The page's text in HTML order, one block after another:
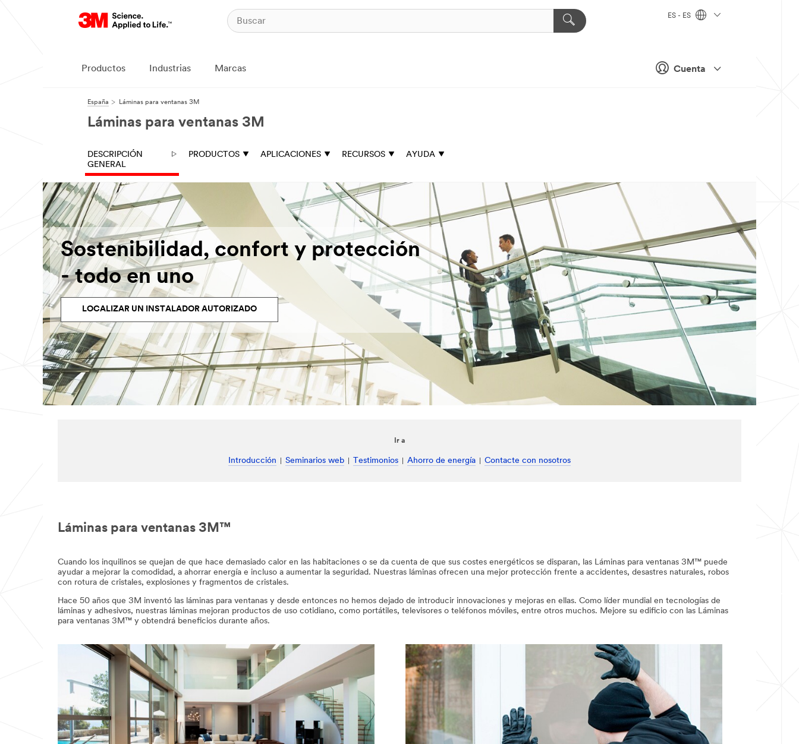
Cuenta
ES - ES
Productos Industrias Marcas
España Láminas para ventanas 3M
Láminas para ventanas 3M
DESCRIPCIÓN
GENERAL
PRODUCTOS APLICACIONES RECURSOS AYUDA
Sostenibilidad, confort y protección
- todo en uno
LOCALIZAR UN INSTALADOR AUTORIZADO
Ir a
Introducción Seminarios web Testimonios Ahorro de energía Contacte con nosotros
Láminas para ventanas 3M™
Cuando los inquilinos se quejan de que hace demasiado calor en las habitaciones o se da cuenta de que sus costes energéticos se disparan, las Láminas para ventanas 3M™ puede
ayudar a mejorar la comodidad, a ahorrar energía e incluso a aumentar la seguridad. Nuestras láminas ofrecen una mejor protección frente a accidentes, desastres naturales, robos
con rotura de cristales, explosiones y fragmentos de cristales.
Hace 50 años que 3M inventó las láminas para ventanas y desde entonces no hemos dejado de introducir innovaciones y mejoras en ellas. Como líder mundial en tecnologías de
láminas y adhesivos, nuestras láminas mejoran productos de uso cotidiano, como portátiles, televisores o teléfonos móviles, entre otros muchos. Mejore su edificio con las Láminas
para ventanas 3M™ y obtendrá beneficios durante años.